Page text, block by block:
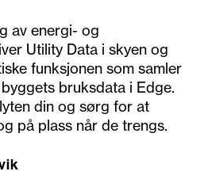
av energi- og
Utility Data i skyen og
funksjonen som samler
bruksdata i Edge.
din og sørg for at
på plass når de trengs.